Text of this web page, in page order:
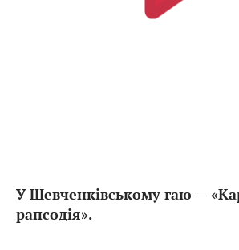
У Шевченківському гаю —
рапсодія».